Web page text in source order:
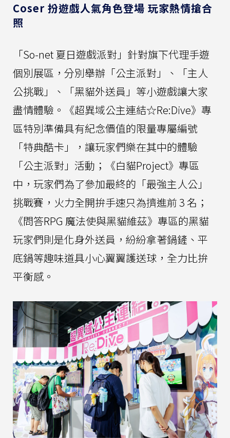
Coser 扮遊戲人氣角色登場 玩家熱情搶合
照
「So-net 夏日遊戲派對」針對旗下代理手遊
個別展區，分別舉辦「公主派對」、「主人
公挑戰」、「黑貓外送員」等小遊戲讓大家
盡情體驗。《超異域公主連結☆Re:Dive》專
區特別準備具有紀念價值的限量專屬編號
「特典酷卡」，讓玩家們樂在其中的體驗
「公主派對」活動；《白貓Project》專區
中，玩家們為了參加最終的「最強主人公」
挑戰賽，火力全開拚手速只為擠進前 3 名；
《問答RPG 魔法使與黑貓維茲》專區的黑貓
玩家們則是化身外送員，紛紛拿著鍋鏟、平
底鍋等趣味道具小心翼翼護送球，全力比拚
平衡感。